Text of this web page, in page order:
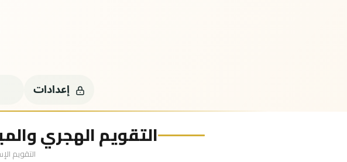
إعدادات
التقويم الهجري
التقويم